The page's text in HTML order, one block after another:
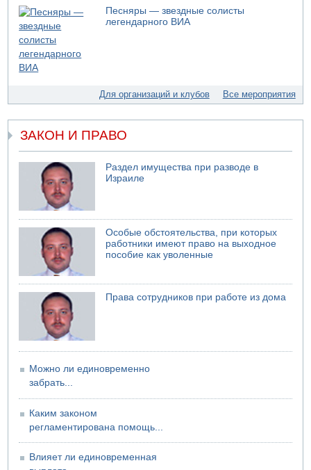
05.08.2026 10:19
Хуситы сообщают об атаке по Саудовскому танкеру
05.08.2026 10:16
Левые активисты пытались ворваться в офис
"Религиозного сионизма"
В Дубае поднимается дым над портом
05.08.2026 06:41
Еще один меморандум для Ирана
Песняры — звездные солисты
легендарного ВИА
Для организаций и клубов Все мероприятия
ЗАКОН И ПРАВО
Раздел имущества при разводе в
Израиле
Особые обстоятельства, при которых
работники имеют право на выходное
пособие как уволенные
Права сотрудников при работе из дома
Можно ли единовременно
забрать...
Каким законом
регламентирована помощь...
Влияет ли единовременная